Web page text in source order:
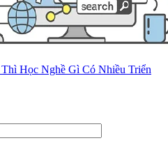
Học Nghề Gì Có Nhiều Triển